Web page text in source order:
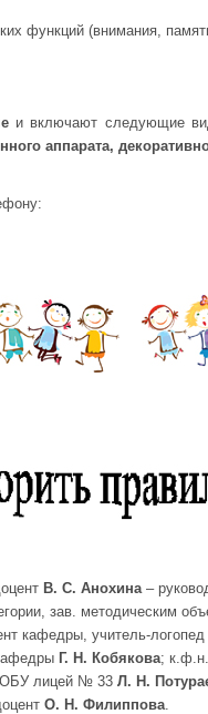
функций (внимания,
и включают следующие
аппарата,
В. С. Анохина–
зав. методическим
кафедры, учитель-
Г. Н. Кобякова;
лицей № 33 Л. Н.
О. Н. Филиппова.